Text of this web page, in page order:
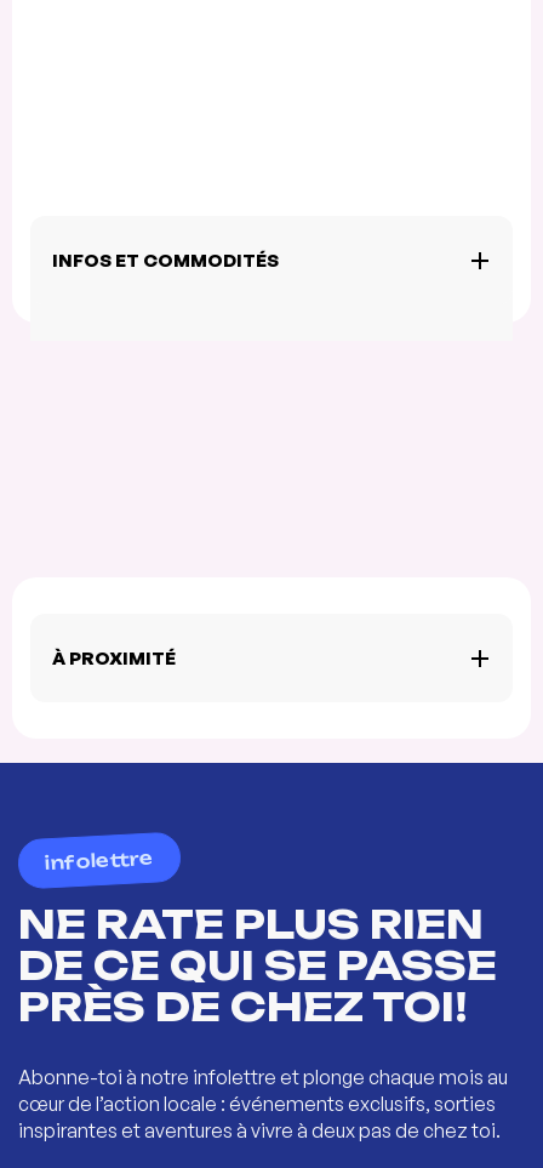
INFOS ET COMMODITÉS
À PROXIMITÉ
infolettre
NE RATE PLUS RIEN
DE CE QUI SE PASSE
PRÈS DE CHEZ TOI!
Abonne-toi à notre infolettre et plonge chaque mois au
cœur de l’action locale : événements exclusifs, sorties
inspirantes et aventures à vivre à deux pas de chez toi.